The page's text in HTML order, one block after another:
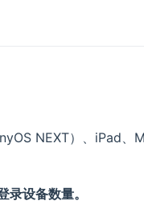
NEXT）、iPad、
录设备数量。